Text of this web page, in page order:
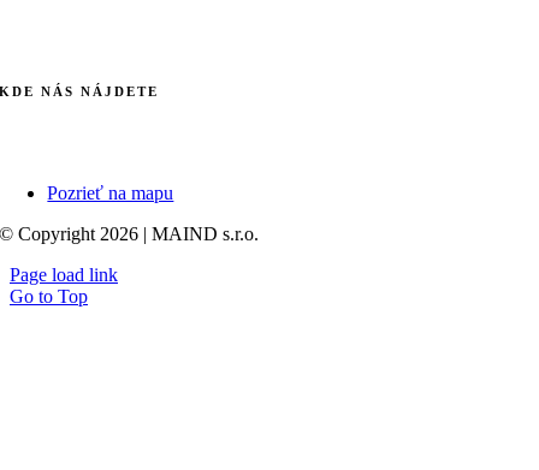
KDE NÁS NÁJDETE
Pozrieť na mapu
© Copyright 2026 | MAIND s.r.o.
Page load link
Go to Top